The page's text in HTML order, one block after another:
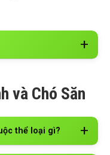
và Chó Săn
thể loại gì?